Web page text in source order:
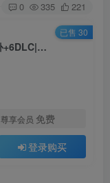
0 335 221
超战女武神|官方中文|本体+100001.1升补+6DLC|NSZ|原版|
尊享会员 免费
登录购买
已售 30